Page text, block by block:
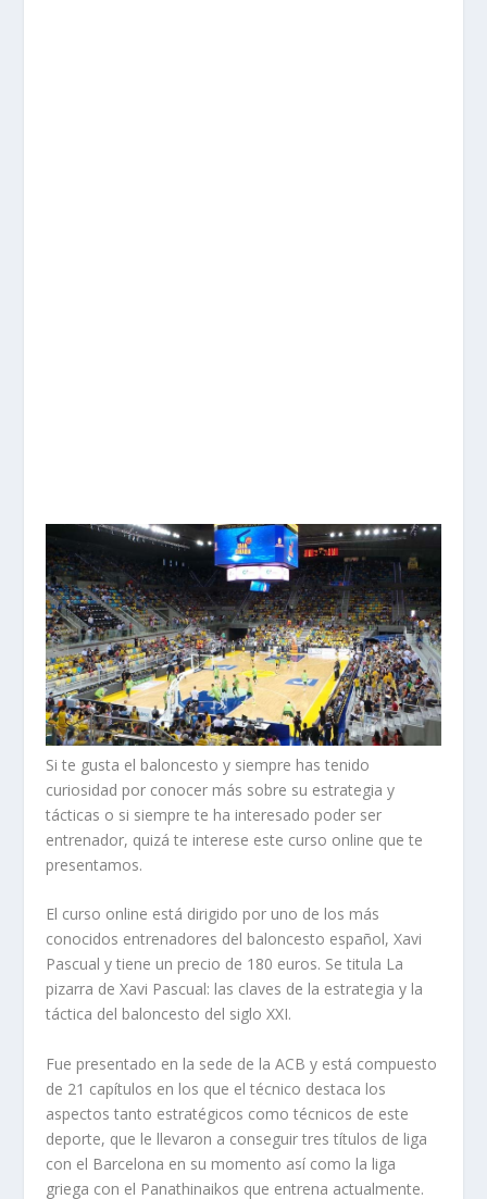
Si te gusta el baloncesto y siempre has tenido
curiosidad por conocer más sobre su estrategia y
tácticas o si siempre te ha interesado poder ser
entrenador, quizá te interese este curso online que te
presentamos.
El curso online está dirigido por uno de los más
conocidos entrenadores del baloncesto español, Xavi
Pascual y tiene un precio de 180 euros. Se titula La
pizarra de Xavi Pascual: las claves de la estrategia y la
táctica del baloncesto del siglo XXI.
Fue presentado en la sede de la ACB y está compuesto
de 21 capítulos en los que el técnico destaca los
aspectos tanto estratégicos como técnicos de este
deporte, que le llevaron a conseguir tres títulos de liga
con el Barcelona en su momento así como la liga
griega con el Panathinaikos que entrena actualmente.